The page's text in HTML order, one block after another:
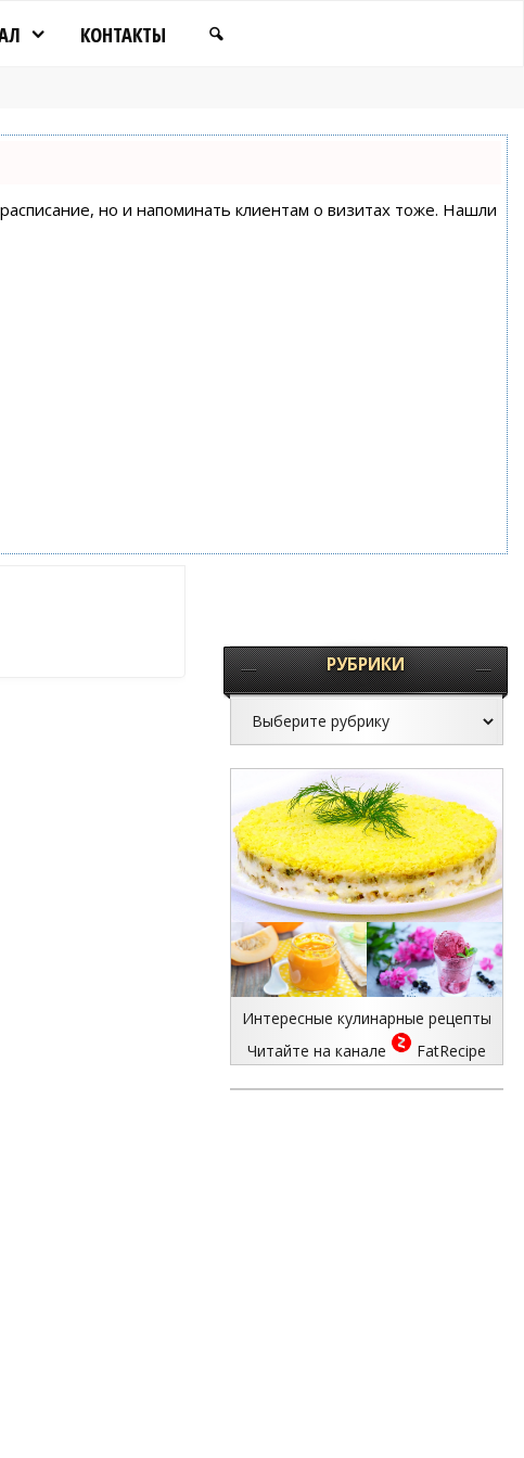
КОНТАКТЫ
но и напоминать клиентам о визитах тоже. Нашли
РУБРИКИ
Интересные кулинарные рецепты
Читайте на канале
FatRecipe